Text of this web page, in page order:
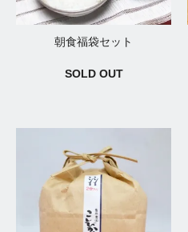
朝食福袋セット
SOLD OUT